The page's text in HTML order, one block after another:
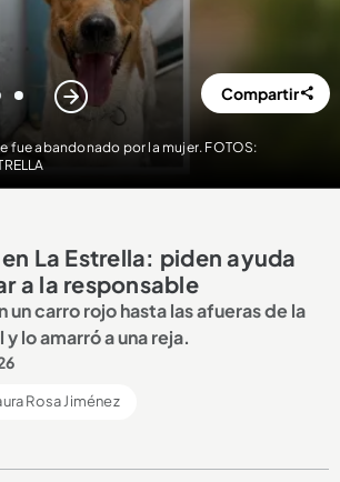
fue abandonado por la mujer. FOTOS:
2 3 Compartir
La Estrella: piden ayuda
a la responsable
un carro rojo hasta las afueras de la
lo amarró a una reja.
Rosa Jiménez